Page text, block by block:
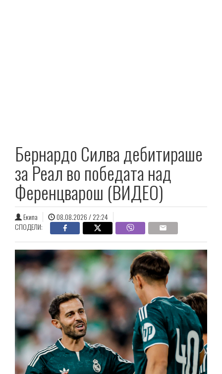
Бернардо Силва дебитираше
за Реал во победата над
Ференцварош (ВИДЕО)
Екипа
08.08.2026 / 22:24
СПОДЕЛИ: